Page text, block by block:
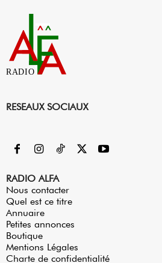
RADIO
RESEAUX SOCIAUX
RADIO ALFA
Nous contacter
Quel est ce titre
Annuaire
Petites annonces
Boutique
Mentions Légales
Charte de confidentialité